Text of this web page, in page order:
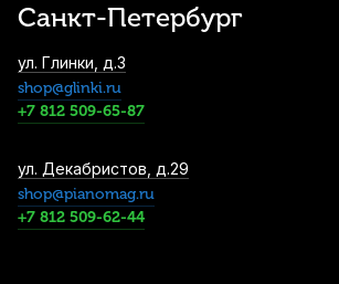
Санкт-Петербург
ул. Глинки, д.3
shop@glinki.ru
+7 812 509-65-87
ул. Декабристов, д.29
shop@pianomag.ru
+7 812 509-62-44